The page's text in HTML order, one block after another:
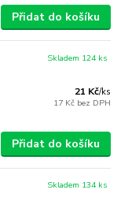
Přidat do košíku
21 Kč/ks
17 Kč bez DPH
Skladem 124 ks
Přidat do košíku
Skladem 134 ks